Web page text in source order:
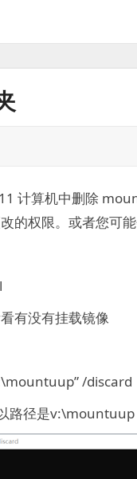
计算机中删除
的权限。或者您可
有没有挂载镜像
/discard
路径是v:\mountuup